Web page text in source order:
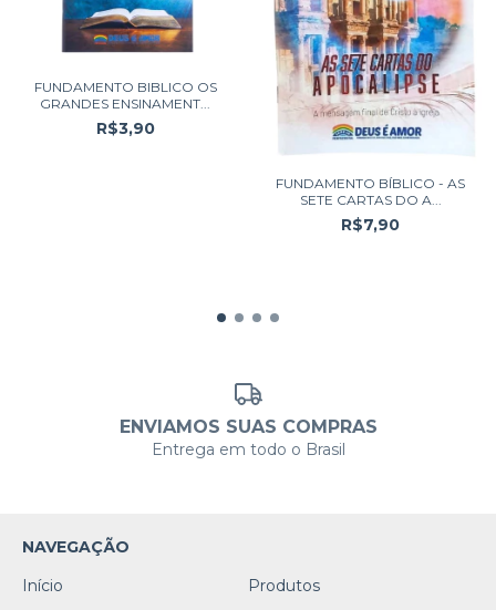
FUNDAMENTO BIBLICO OS
GRANDES ENSINAMENT...
R$3,90
FUNDAMENTO BÍBLICO - AS
SETE CARTAS DO A...
R$7,90
ENVIAMOS SUAS COMPRAS
Entrega em todo o Brasil
NAVEGAÇÃO
Início
Produtos